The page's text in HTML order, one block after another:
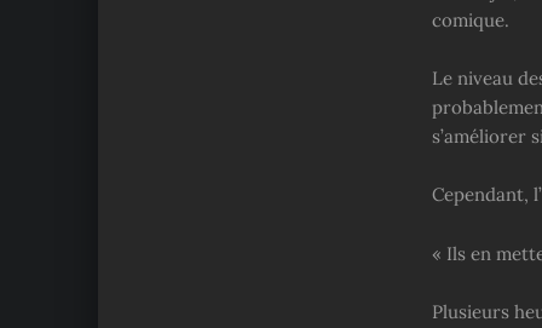
comique.
Le niveau
s’améliorer
Cependant,
« Ils en
Plusieurs